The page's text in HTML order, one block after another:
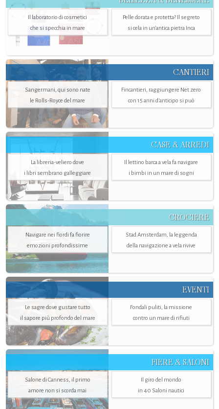
Il laboratorio di cosmetici
che si specchia in mare
Pelle dorata e protetta? Il segreto
si cela in un’antica pietra Inca
CANTIERI
Sangermani, qui sono nate
le Rolls-Royce del mare
Fincantieri, raggiungere Net zero
con 15 anni d'anticipo si può
CASE & ARREDI
La libreria-veliero dove
i libri sembrano galleggiare
Il lettino barca a vela fa navigare
i bimbi in un mare di sogni
CROCIERE
Navigare nei fiordi fa fiorire
emozioni profondissime
Stad Amsterdam, la leggenda
della navigazione a vela rivive
EVENTI
Le sagre dove gustare tutto
il sapore più profondo del mare
Fondali puliti, la missione
contro un mare di rifiuti
FIERE & SALONI
Salone di Canness, il primo
amore non si scorda mai
Il giro del mondo
in 40 Saloni nautici